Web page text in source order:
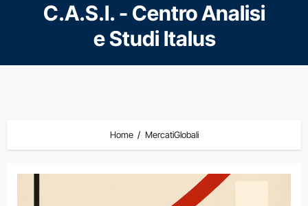
C.A.S.I. - Centro Analisi
e Studi Italus
Home MercatiGlobali